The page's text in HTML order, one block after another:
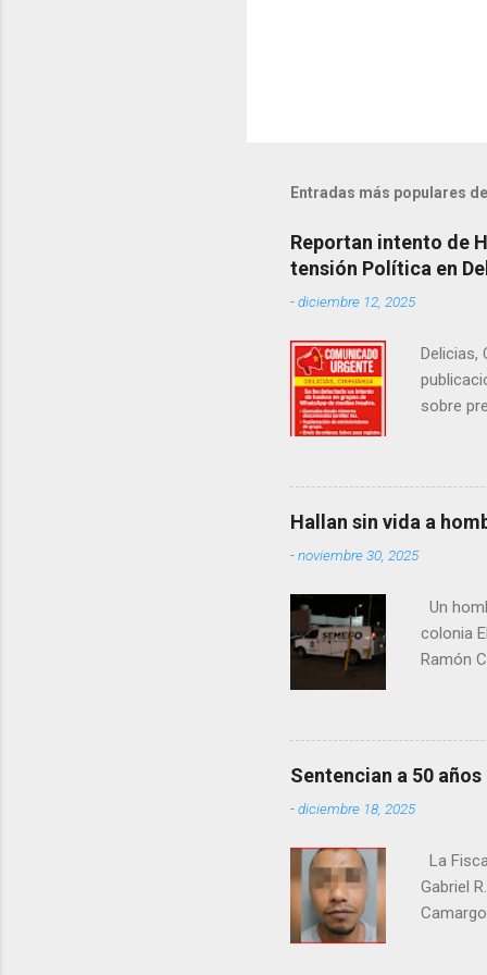
Entradas más populares
Reportan intento de
tensión Política en
-diciembre 12, 2025
Delicias,
sobre
la
los
Hallan sin vida a
-noviembre 30, 2025
Un
colonia
Ramón
zona
Sentencian a 50
-diciembre 18, 2025
La
Gabriel